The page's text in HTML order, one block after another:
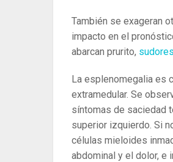
También se exageran
impacto en el
abarcan prurito,
La esplenomegalia es
extramedular. Se
síntomas de saciedad
superior izquierdo. Si
células mieloides
abdominal y el dolor, e